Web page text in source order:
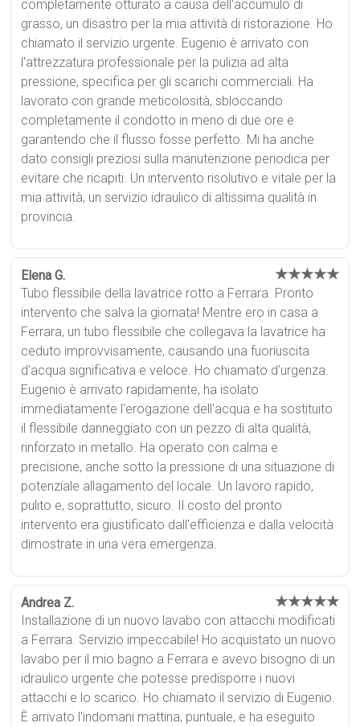
completamente otturato a causa dell'accumulo di
grasso, un disastro per la mia attività di ristorazione. Ho
chiamato il servizio urgente. Eugenio è arrivato con
l'attrezzatura professionale per la pulizia ad alta
pressione, specifica per gli scarichi commerciali. Ha
lavorato con grande meticolosità, sbloccando
completamente il condotto in meno di due ore e
garantendo che il flusso fosse perfetto. Mi ha anche
dato consigli preziosi sulla manutenzione periodica per
evitare che ricapiti. Un intervento risolutivo e vitale per la
mia attività, un servizio idraulico di altissima qualità in
provincia.
Elena G. ★★★★★
Tubo flessibile della lavatrice rotto a Ferrara. Pronto
intervento che salva la giornata! Mentre ero in casa a
Ferrara, un tubo flessibile che collegava la lavatrice ha
ceduto improvvisamente, causando una fuoriuscita
d'acqua significativa e veloce. Ho chiamato d'urgenza.
Eugenio è arrivato rapidamente, ha isolato
immediatamente l'erogazione dell'acqua e ha sostituito
il flessibile danneggiato con un pezzo di alta qualità,
rinforzato in metallo. Ha operato con calma e
precisione, anche sotto la pressione di una situazione di
potenziale allagamento del locale. Un lavoro rapido,
pulito e, soprattutto, sicuro. Il costo del pronto
intervento era giustificato dall'efficienza e dalla velocità
dimostrate in una vera emergenza.
Andrea Z. ★★★★★
Installazione di un nuovo lavabo con attacchi modificati
a Ferrara. Servizio impeccabile! Ho acquistato un nuovo
lavabo per il mio bagno a Ferrara e avevo bisogno di un
idraulico urgente che potesse predisporre i nuovi
attacchi e lo scarico. Ho chiamato il servizio di Eugenio.
È arrivato l'indomani mattina, puntuale, e ha eseguito